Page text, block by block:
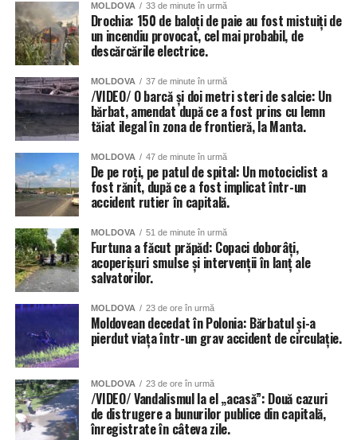
MOLDOVA 33 de minute în urmă
Drochia: 150 de baloți de paie au fost mistuiți de
un incendiu provocat, cel mai probabil, de
descărcările electrice.
MOLDOVA 37 de minute în urmă
/VIDEO/ O barcă și doi metri steri de salcie: Un
bărbat, amendat după ce a fost prins cu lemn
tăiat ilegal în zona de frontieră, la Manta.
MOLDOVA 47 de minute în urmă
De pe roți, pe patul de spital: Un motociclist a
fost rănit, după ce a fost implicat într-un
accident rutier în capitală.
MOLDOVA 51 de minute în urmă
Furtuna a făcut prăpăd: Copaci doborâți,
acoperișuri smulse și intervenții în lanț ale
salvatorilor.
MOLDOVA 23 de ore în urmă
Moldovean decedat în Polonia: Bărbatul și-a
pierdut viața într-un grav accident de circulație.
MOLDOVA 23 de ore în urmă
/VIDEO/ Vandalismul la el „acasă”: Două cazuri
de distrugere a bunurilor publice din capitală,
înregistrate în câteva zile.